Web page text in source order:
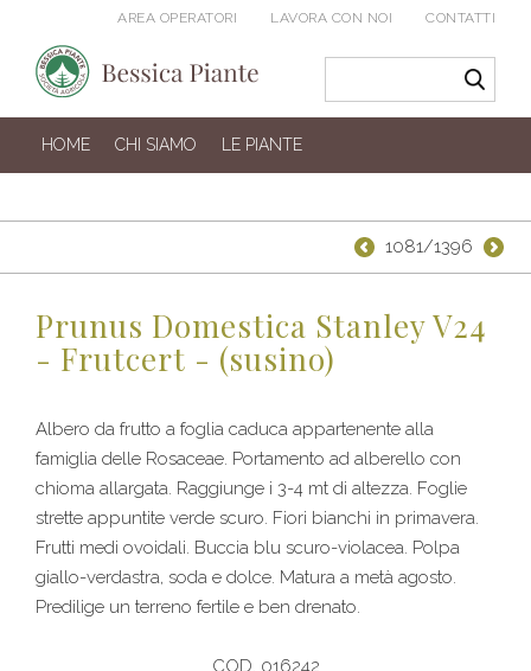
AREA OPERATORI LAVORA CON NOI CONTATTI
HOME CHI SIAMO LE PIANTE
1081/1396
Prunus Domestica Stanley V24
- Frutcert - (susino)
Albero da frutto a foglia caduca appartenente alla
famiglia delle Rosaceae. Portamento ad alberello con
chioma allargata. Raggiunge i 3-4 mt di altezza. Foglie
strette appuntite verde scuro. Fiori bianchi in primavera.
Frutti medi ovoidali. Buccia blu scuro-violacea. Polpa
giallo-verdastra, soda e dolce. Matura a metà agosto.
Predilige un terreno fertile e ben drenato.